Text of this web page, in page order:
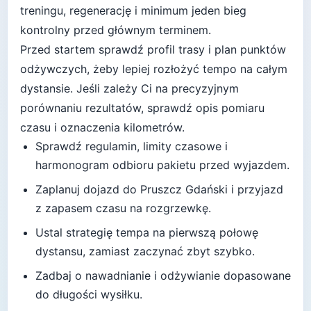
treningu, regenerację i minimum jeden bieg
kontrolny przed głównym terminem.
Przed startem sprawdź profil trasy i plan punktów
odżywczych, żeby lepiej rozłożyć tempo na całym
dystansie. Jeśli zależy Ci na precyzyjnym
porównaniu rezultatów, sprawdź opis pomiaru
czasu i oznaczenia kilometrów.
Sprawdź regulamin, limity czasowe i
harmonogram odbioru pakietu przed wyjazdem.
Zaplanuj dojazd do Pruszcz Gdański i przyjazd
z zapasem czasu na rozgrzewkę.
Ustal strategię tempa na pierwszą połowę
dystansu, zamiast zaczynać zbyt szybko.
Zadbaj o nawadnianie i odżywianie dopasowane
do długości wysiłku.